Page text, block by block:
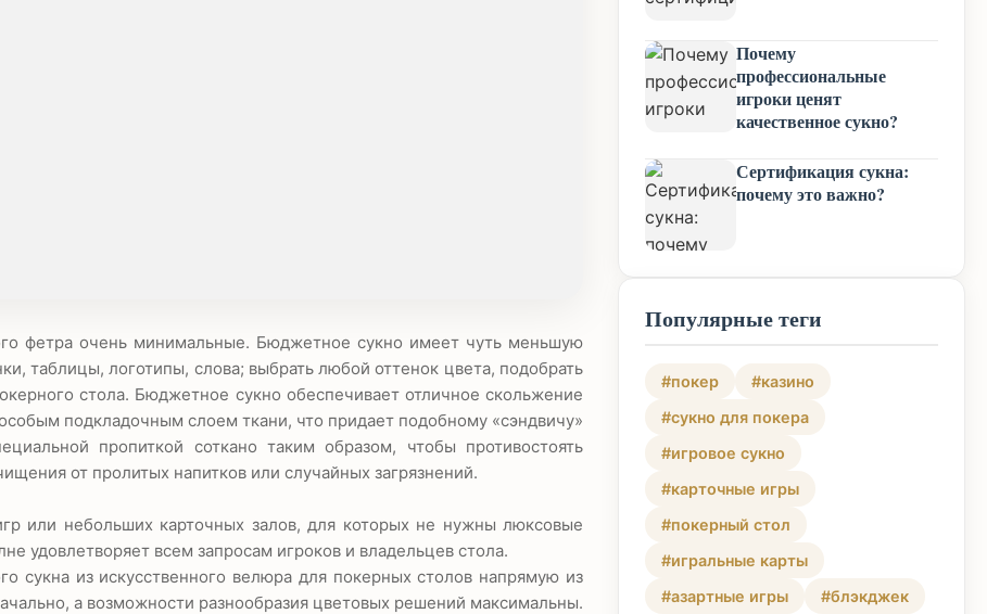
фетра очень минимальные. Бюджетное сукно имеет чуть меньшую
таблицы, логотипы, слова; выбрать любой оттенок цвета, подобрать
стола. Бюджетное сукно обеспечивает отличное скольжение
подкладочным слоем ткани, что придает подобному «сэндвичу»
пропиткой соткано таким образом, чтобы противостоять
от пролитых напитков или случайных загрязнений.
или небольших карточных залов, для которых не нужны люксовые
удовлетворяет всем запросам игроков и владельцев стола.
сукна из искусственного велюра для покерных столов напрямую из
а возможности разнообразия цветовых решений максимальны.
Почему
профессиональные
игроки ценят
качественное сукно?
Сертификация сукна:
почему это важно?
Популярные теги
#покер
#казино
#сукно для покера
#игровое сукно
#карточные игры
#покерный стол
#игральные карты
#азартные игры
#блэкджек